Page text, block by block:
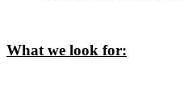
What we look for: